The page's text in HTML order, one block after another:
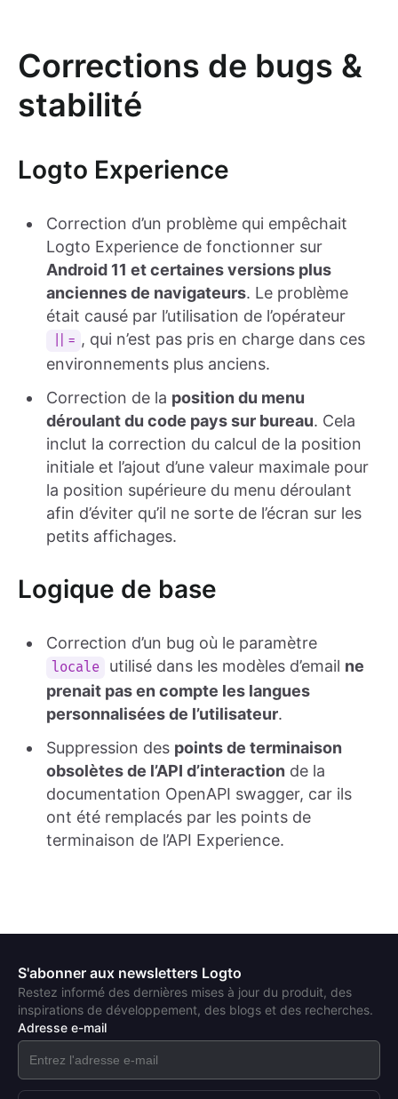
Corrections de bugs &
stabilité
Logto Experience
Correction d’un problème qui empêchait
Logto Experience de fonctionner sur
Android 11 et certaines versions plus
anciennes de navigateurs. Le problème
était causé par l’utilisation de l’opérateur
||= , qui n’est pas pris en charge dans ces
environnements plus anciens.
Correction de la position du menu
déroulant du code pays sur bureau. Cela
inclut la correction du calcul de la position
initiale et l’ajout d’une valeur maximale pour
la position supérieure du menu déroulant
afin d’éviter qu’il ne sorte de l’écran sur les
petits affichages.
Logique de base
Correction d’un bug où le paramètre
locale utilisé dans les modèles d’email ne
prenait pas en compte les langues
personnalisées de l’utilisateur.
Suppression des points de terminaison
obsolètes de l’API d’interaction de la
documentation OpenAPI swagger, car ils
ont été remplacés par les points de
terminaison de l’API Experience.
S'abonner aux newsletters Logto
Restez informé des dernières mises à jour du produit, des
inspirations de développement, des blogs et des recherches.
Adresse e-mail